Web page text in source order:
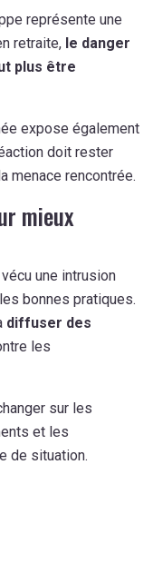
représente une
retraite, le danger
plus être
expose également
doit rester
menace rencontrée.
mieux
une intrusion
bonnes pratiques.
diffuser des
les
sur les
et les
de situation.